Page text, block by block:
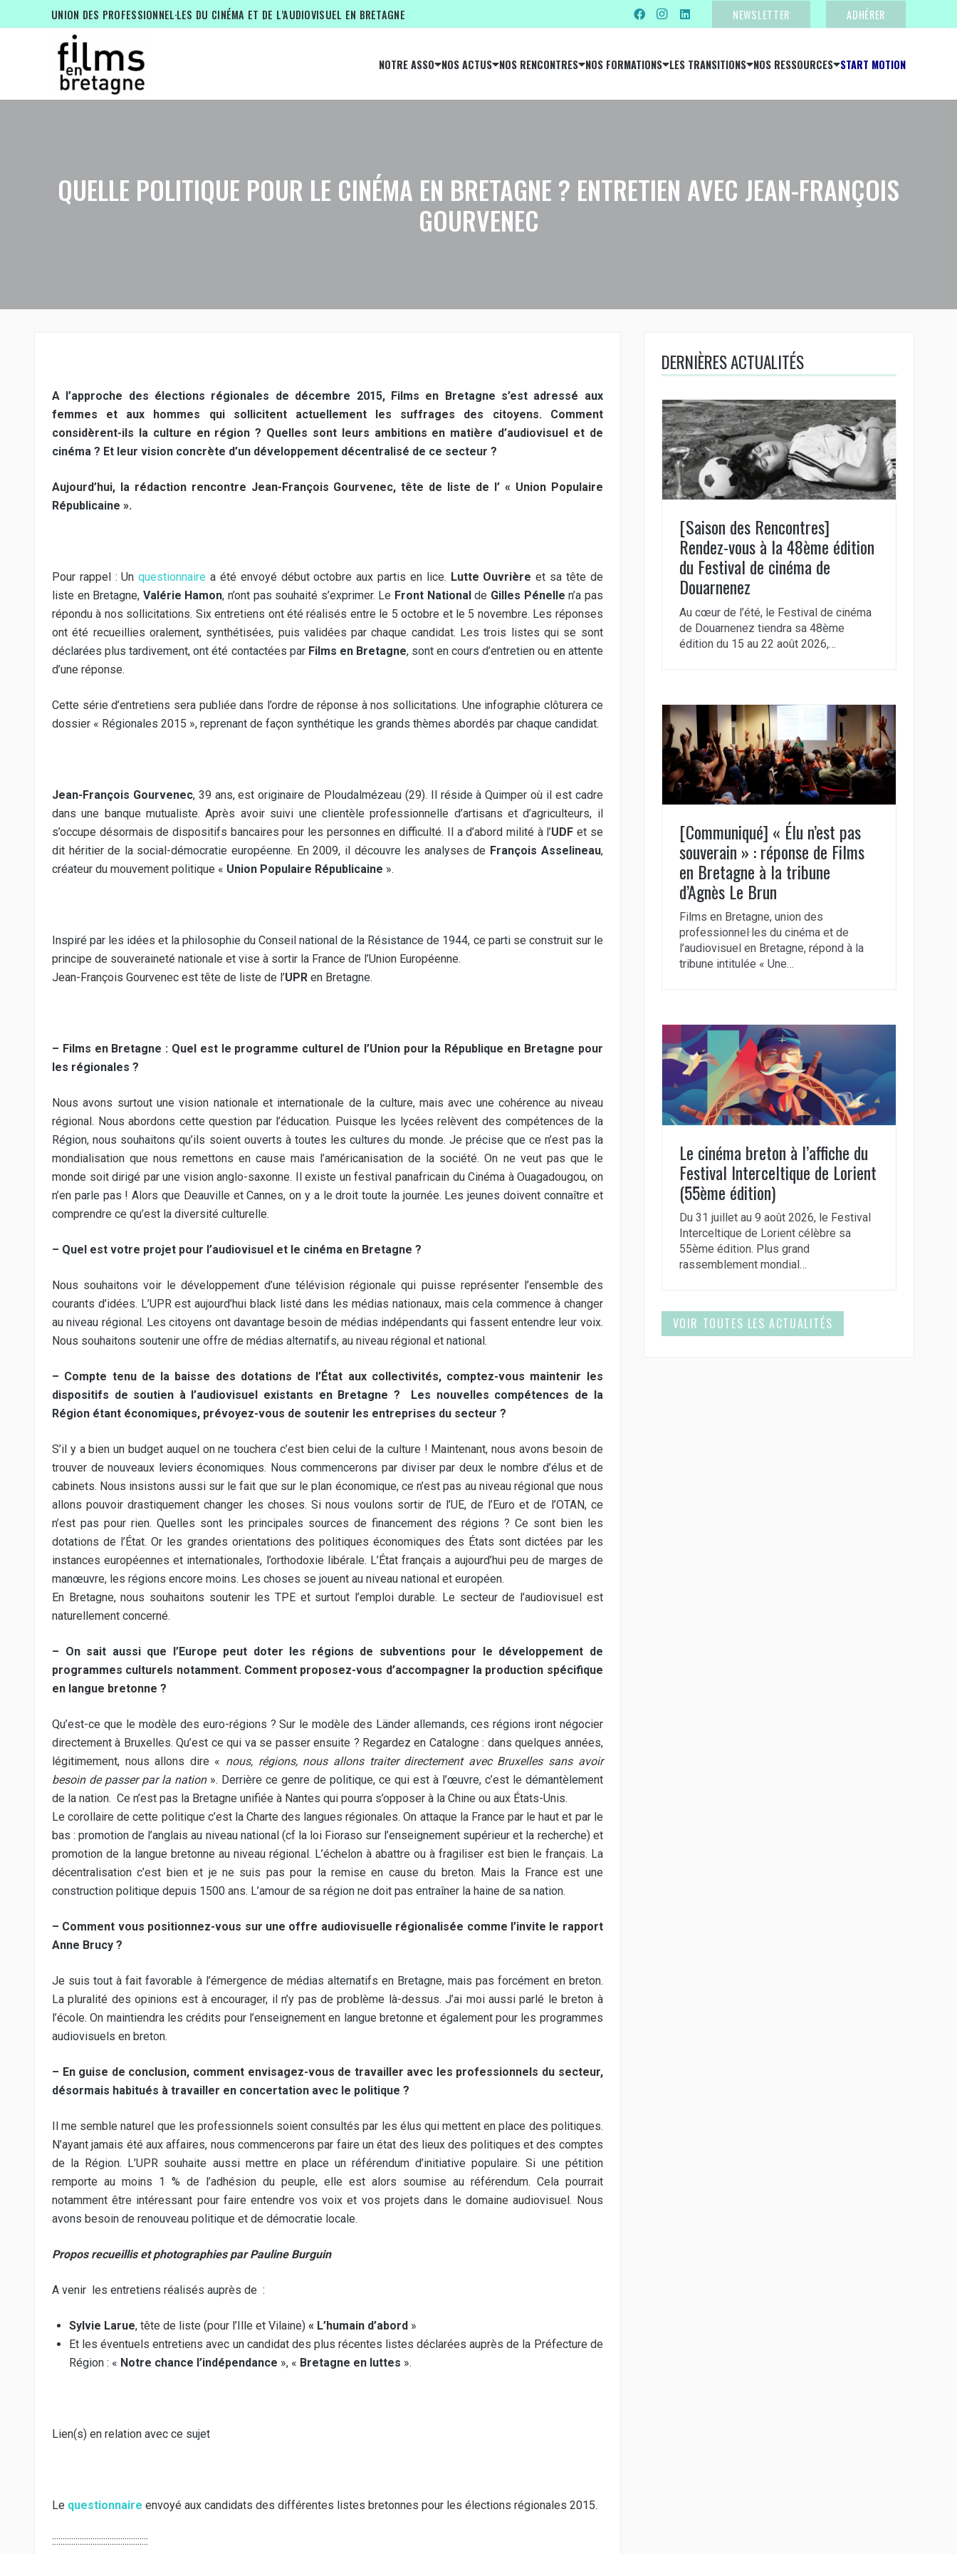
UNION DES PROFESSIONNEL·LES DU CINÉMA ET DE L’AUDIOVISUEL EN BRETAGNE NEWSLETTER ADHÉRER
NOTRE ASSO NOS ACTUS NOS RENCONTRES NOS FORMATIONS LES TRANSITIONS NOS RESSOURCES START MOTION
QUELLE POLITIQUE POUR LE CINÉMA EN BRETAGNE ? ENTRETIEN AVEC JEAN-FRANÇOIS
GOURVENEC
A l’approche des élections régionales de décembre 2015, Films en Bretagne s’est adressé aux
femmes et aux hommes qui sollicitent actuellement les suffrages des citoyens. Comment
considèrent-ils la culture en région ? Quelles sont leurs ambitions en matière d’audiovisuel et de
cinéma ? Et leur vision concrète d’un développement décentralisé de ce secteur ?
Aujourd’hui, la rédaction rencontre Jean-François Gourvenec, tête de liste de l’ « Union Populaire
Républicaine ».
Pour rappel : Unquestionnaire a été envoyé début octobre aux partis en lice. Lutte Ouvrière et sa tête de
liste en Bretagne, Valérie Hamon, n’ont pas souhaité s’exprimer. Le Front Nationalde Gilles Pénelle n’a pas
répondu à nos sollicitations. Six entretiens ont été réalisés entre le 5 octobre et le 5 novembre. Les réponses
ont été recueillies oralement, synthétisées, puis validées par chaque candidat. Les trois listes qui se sont
déclarées plus tardivement, ont été contactées par Films en Bretagne, sont en cours d’entretien ou en attente
d’une réponse.
Cette série d’entretiens sera publiée dans l’ordre de réponse à nos sollicitations. Une infographie clôturera ce
dossier « Régionales 2015 », reprenant de façon synthétique les grands thèmes abordés par chaque candidat.
Jean-François Gourvenec, 39 ans, est originaire de Ploudalmézeau (29). Il réside à Quimper où il est cadre
dans une banque mutualiste. Après avoir suivi une clientèle professionnelle d’artisans et d’agriculteurs, il
s’occupe désormais de dispositifs bancaires pour les personnes en difficulté. Il a d’abord milité à l’UDF et se
dit héritier de la social-démocratie européenne. En 2009, il découvre les analyses de François Asselineau,
créateur du mouvement politique « Union Populaire Républicaine ».
Inspiré par les idées et la philosophie du Conseil national de la Résistance de 1944, ce parti se construit sur le
principe de souveraineté nationale et vise à sortir la France de l’Union Européenne.
Jean-François Gourvenec est tête de liste de l’UPR en Bretagne.
– Films en Bretagne : Quel est le programme culturel de l’Union pour la République en Bretagne pour
les régionales ?
Nous avons surtout une vision nationale et internationale de la culture, mais avec une cohérence au niveau
régional. Nous abordons cette question par l’éducation. Puisque les lycées relèvent des compétences de la
Région, nous souhaitons qu’ils soient ouverts à toutes les cultures du monde. Je précise que ce n’est pas la
mondialisation que nous remettons en cause mais l’américanisation de la société. On ne veut pas que le
monde soit dirigé par une vision anglo-saxonne. Il existe un festival panafricain du Cinéma à Ouagadougou, on
n’en parle pas ! Alors que Deauville et Cannes, on y a le droit toute la journée. Les jeunes doivent connaître et
comprendre ce qu’est la diversité culturelle.
– Quel est votre projet pour l’audiovisuel et le cinéma en Bretagne ?
Nous souhaitons voir le développement d’une télévision régionale qui puisse représenter l’ensemble des
courants d’idées. L’UPR est aujourd’hui black listé dans les médias nationaux, mais cela commence à changer
au niveau régional. Les citoyens ont davantage besoin de médias indépendants qui fassent entendre leur voix.
Nous souhaitons soutenir une offre de médias alternatifs, au niveau régional et national.
– Compte tenu de la baisse des dotations de l’État aux collectivités, comptez-vous maintenir les
dispositifs de soutien à l’audiovisuel existants en Bretagne ? Les nouvelles compétences de la
Région étant économiques, prévoyez-vous de soutenir les entreprises du secteur ?
S’il y a bien un budget auquel on ne touchera c’est bien celui de la culture ! Maintenant, nous avons besoin de
trouver de nouveaux leviers économiques. Nous commencerons par diviser par deux le nombre d’élus et de
cabinets. Nous insistons aussi sur le fait que sur le plan économique, ce n’est pas au niveau régional que nous
allons pouvoir drastiquement changer les choses. Si nous voulons sortir de l’UE, de l’Euro et de l’OTAN, ce
n’est pas pour rien. Quelles sont les principales sources de financement des régions ? Ce sont bien les
dotations de l’État. Or les grandes orientations des politiques économiques des États sont dictées par les
instances européennes et internationales, l’orthodoxie libérale. L’État français a aujourd’hui peu de marges de
manœuvre, les régions encore moins. Les choses se jouent au niveau national et européen.
En Bretagne, nous souhaitons soutenir les TPE et surtout l’emploi durable. Le secteur de l’audiovisuel est
naturellement concerné.
– On sait aussi que l’Europe peut doter les régions de subventions pour le développement de
programmes culturels notamment. Comment proposez-vous d’accompagner la production spécifique
en langue bretonne ?
Qu’est-ce que le modèle des euro-régions ? Sur le modèle des Länder allemands, ces régions iront négocier
directement à Bruxelles. Qu’est ce qui va se passer ensuite ? Regardez en Catalogne : dans quelques années,
légitimement, nous allons dire « nous, régions, nous allons traiter directement avec Bruxelles sans avoir
besoin de passer par la nation ». Derrière ce genre de politique, ce qui est à l’œuvre, c’est le démantèlement
de la nation. Ce n’est pas la Bretagne unifiée à Nantes qui pourra s’opposer à la Chine ou aux États-Unis.
Le corollaire de cette politique c’est la Charte des langues régionales. On attaque la France par le haut et par le
bas : promotion de l’anglais au niveau national (cf la loi Fioraso sur l’enseignement supérieur et la recherche) et
promotion de la langue bretonne au niveau régional. L’échelon à abattre ou à fragiliser est bien le français. La
décentralisation c’est bien et je ne suis pas pour la remise en cause du breton. Mais la France est une
construction politique depuis 1500 ans. L’amour de sa région ne doit pas entraîner la haine de sa nation.
– Comment vous positionnez-vous sur une offre audiovisuelle régionalisée comme l’invite le rapport
Anne Brucy ?
Je suis tout à fait favorable à l’émergence de médias alternatifs en Bretagne, mais pas forcément en breton.
La pluralité des opinions est à encourager, il n’y pas de problème là-dessus. J’ai moi aussi parlé le breton à
l’école. On maintiendra les crédits pour l’enseignement en langue bretonne et également pour les programmes
audiovisuels en breton.
– En guise de conclusion, comment envisagez-vous de travailler avec les professionnels du secteur,
désormais habitués à travailler en concertation avec le politique ?
Il me semble naturel que les professionnels soient consultés par les élus qui mettent en place des politiques.
N’ayant jamais été aux affaires, nous commencerons par faire un état des lieux des politiques et des comptes
de la Région. L’UPR souhaite aussi mettre en place un référendum d’initiative populaire. Si une pétition
remporte au moins 1 % de l’adhésion du peuple, elle est alors soumise au référendum. Cela pourrait
notamment être intéressant pour faire entendre vos voix et vos projets dans le domaine audiovisuel. Nous
avons besoin de renouveau politique et de démocratie locale.
Propos recueillis et photographies par Pauline Burguin
A venir les entretiens réalisés auprès de :
Sylvie Larue, tête de liste (pour l’Ille et Vilaine) « L’humain d’abord »
Et les éventuels entretiens avec un candidat des plus récentes listes déclarées auprès de la Préfecture de
Région : « Notre chance l’indépendance », « Bretagne en luttes ».
Lien(s) en relation avec ce sujet
Le questionnaire envoyé aux candidats des différentes listes bretonnes pour les élections régionales 2015.
:::::::::::::::::::::::::::::::::::::::::::::
DERNIÈRES ACTUALITÉS
[Saison des Rencontres]
Rendez-vous à la 48ème édition
du Festival de cinéma de
Douarnenez
Au cœur de l’été, le Festival de cinéma
de Douarnenez tiendra sa 48ème
édition du 15 au 22 août 2026,…
[Communiqué] « Élu n’est pas
souverain » : réponse de Films
en Bretagne à la tribune
d’Agnès Le Brun
Films en Bretagne, union des
professionnel·les du cinéma et de
l’audiovisuel en Bretagne, répond à la
tribune intitulée « Une…
Le cinéma breton à l’affiche du
Festival Interceltique de Lorient
(55ème édition)
Du 31 juillet au 9 août 2026, le Festival
Interceltique de Lorient célèbre sa
55ème édition. Plus grand
rassemblement mondial…
VOIR TOUTES LES ACTUALITÉS